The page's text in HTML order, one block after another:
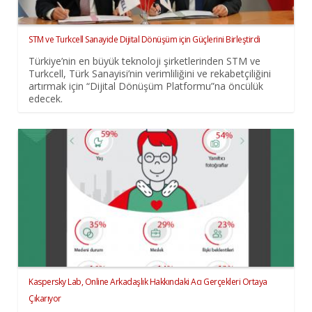
STM ve Turkcell Sanayide Dijital Dönüşüm için Güçlerini Birleştirdi
Türkiye’nin en büyük teknoloji şirketlerinden STM ve
Turkcell, Türk Sanayisi’nin verimliliğini ve rekabetçiliğini
artırmak için “Dijital Dönüşüm Platformu”na öncülük
edecek.
Kaspersky Lab, Online Arkadaşlık Hakkındaki Acı Gerçekleri Ortaya
Çıkarıyor